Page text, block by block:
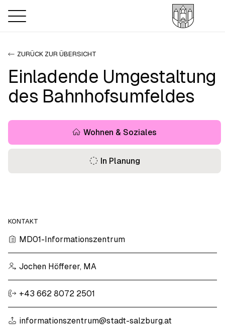
ZURÜCK ZUR ÜBERSICHT
Einladende Umgestaltung
des Bahnhofsumfeldes
Wohnen & Soziales
In Planung
KONTAKT
MD01-Informationszentrum
Jochen Höfferer, MA
+43 662 8072 2501
informationszentrum@stadt-salzburg.at